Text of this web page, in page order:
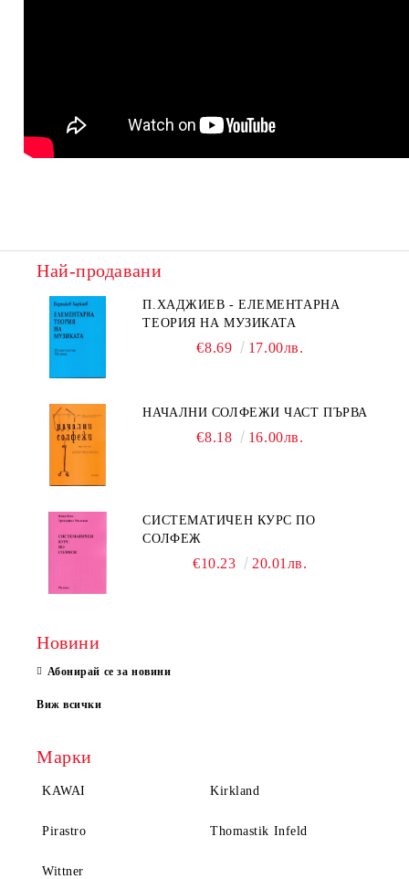
Най-продавани
П.ХАДЖИЕВ - ЕЛЕМЕНТАРНА
ТЕОРИЯ НА МУЗИКАТА
€8.69 17.00лв.
НАЧАЛНИ СОЛФЕЖИ ЧАСТ ПЪРВА
€8.18 16.00лв.
СИСТЕМАТИЧЕН КУРС ПО
СОЛФЕЖ
€10.23 20.01лв.
Новини
Абонирай се за новини
Виж всички
Марки
KAWAI Kirkland
Pirastro Thomastik Infeld
Wittner